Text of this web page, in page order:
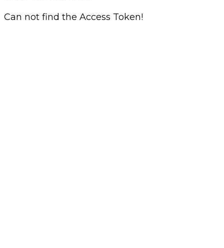
Can not find the Access Token!